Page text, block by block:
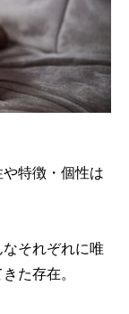
特徴・個性は
それぞれに唯
た存在。